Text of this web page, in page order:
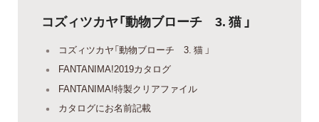
コズィツカヤ「動物ブローチ 3. 猫 」
コズィツカヤ「動物ブローチ 3. 猫 」
FANTANIMA!2019カタログ
FANTANIMA!特製クリアファイル
カタログにお名前記載